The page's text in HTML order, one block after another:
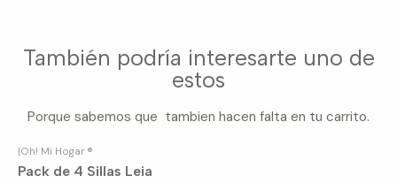
También podría interesarte uno de
estos
Porque sabemos que tambien hacen falta en tu carrito.
Agotado
|Oh! Mi Hogar ®
Pack de 4 Sillas Leia